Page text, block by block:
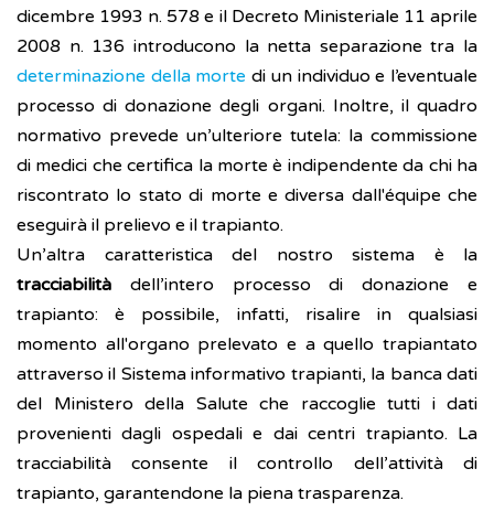
dicembre 1993 n. 578 e il Decreto Ministeriale 11 aprile
2008 n. 136 introducono la netta separazione tra la
determinazione della morte di un individuo e l’eventuale
processo di donazione degli organi. Inoltre, il quadro
normativo prevede un’ulteriore tutela: la commissione
di medici che certifica la morte è indipendente da chi ha
riscontrato lo stato di morte e diversa dall'équipe che
eseguirà il prelievo e il trapianto.
Un’altra caratteristica del nostro sistema è la
tracciabilità dell’intero processo di donazione e
trapianto: è possibile, infatti, risalire in qualsiasi
momento all'organo prelevato e a quello trapiantato
attraverso il Sistema informativo trapianti, la banca dati
del Ministero della Salute che raccoglie tutti i dati
provenienti dagli ospedali e dai centri trapianto. La
tracciabilità consente il controllo dell’attività di
trapianto, garantendone la piena trasparenza.